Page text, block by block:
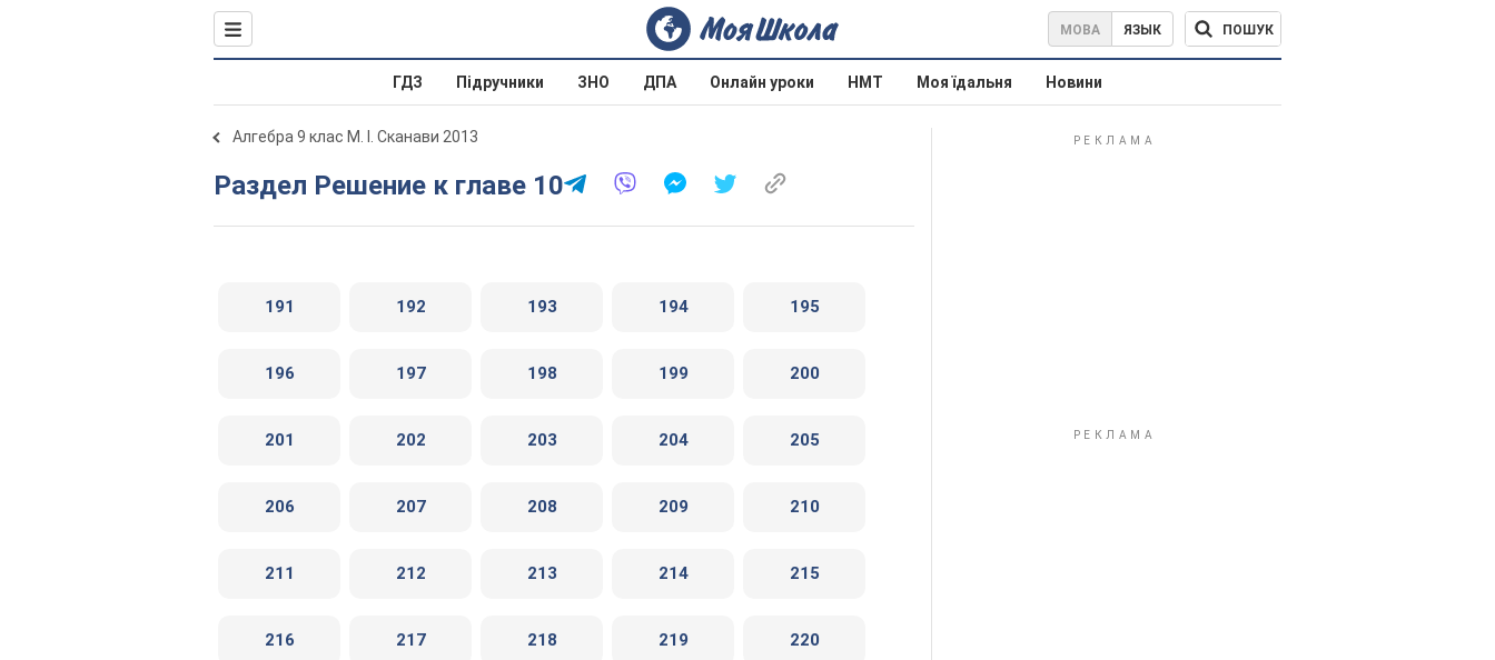
МОВА ЯЗЫК ПОШУК
ГДЗ Підручники ЗНО ДПА Онлайн уроки НМТ Моя їдальня Новини
Алгебра 9 клас М. І. Сканави 2013
Раздел Решение к главе 10
191 192 193 194 195
196 197 198 199 200
201 202 203 204 205
206 207 208 209 210
211 212 213 214 215
216 217 218 219 220